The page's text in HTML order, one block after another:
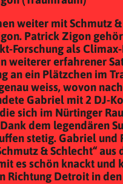
weiter mit Schmutz
Patrick Zigon
Forschung als
weiterer erfahrener
an ein Plätzchen im
weiss, wovon
Gabriel mit 2 DJ-
sich im Nürtinger
dem legendären
stetig. Gabriel und
& Schlecht“
es schön knackt und
Richtung Detroit in